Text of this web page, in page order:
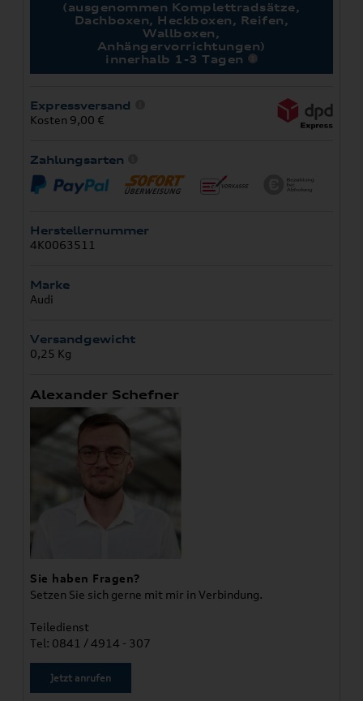
(ausgenommen Komplettradsätze,
Dachboxen, Heckboxen, Reifen,
Wallboxen,
Anhängervorrichtungen)
innerhalb 1-3 Tagen
Expressversand
Kosten 9,00 €
Zahlungsarten
Herstellernummer
4K0063511
Marke
Audi
Versandgewicht
0,25 Kg
Alexander Schefner
Sie haben Fragen?
Setzen Sie sich gerne mit mir in Verbindung.
Teiledienst
Tel: 0841 / 4914 - 307
Jetzt anrufen